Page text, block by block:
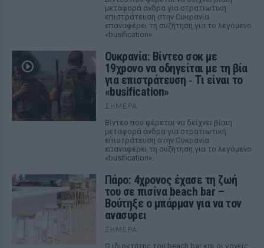
μεταφορά άνδρα για στρατιωτική
επιστράτευση στην Ουκρανία
επαναφέρει τη συζήτηση για το λεγόμενο
«busification».
Ουκρανία: Βίντεο σοκ με
19χρονο να οδηγείται με τη βία
για επιστράτευση ‑ Τι είναι το
«busification»
ΣΉΜΕΡΑ
Βίντεο που φέρεται να δείχνει βίαιη
μεταφορά άνδρα για στρατιωτική
επιστράτευση στην Ουκρανία
επαναφέρει τη συζήτηση για το λεγόμενο
«busification».
Πάρο: 4χρονος έχασε τη ζωή
του σε πισίνα beach bar –
Βούτηξε ο μπάρμαν για να τον
ανασύρει
ΣΉΜΕΡΑ
Ο ιδιοκτήτης του beach bar και οι γονείς